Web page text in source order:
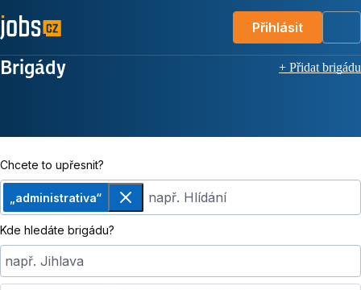
Přihlásit
Brigády + Přidat brigádu
Chcete to upřesnit?
„administrativa“
Odebratnapř. Hlídání
Kde hledáte brigádu?
např. Jihlava